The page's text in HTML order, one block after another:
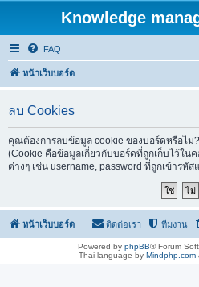
Knowledge
FAQ
หน้าเว็บบอร์ด
ลบ Cookies
คุณต้องการลบข้อมูล cookie ของบอร์ดหรือไม่?
(Cookie คือข้อมูลเกี่ยวกับบอร์ดที่ถูกเก็บไว้ใ
ต่างๆ เช่น username, password ที่ถูกเข้ารหัส
หน้าเว็บบอร์ด ทีมงาน
ติดต่อเรา
Powered by phpBB® Forum
Thai language by Mindphp.com